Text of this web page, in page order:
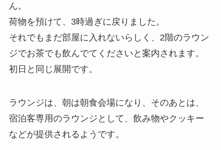
ん。
荷物を預けて、3時過ぎに戻りました。
それでもまだ部屋に入れないらしく、2階のラウン
ジでお茶でも飲んでてくださいと案内されます。
初日と同じ展開です。
ラウンジは、朝は朝食会場になり、そのあとは、
宿泊客専用のラウンジとして、飲み物やクッキー
などが提供されるようです。